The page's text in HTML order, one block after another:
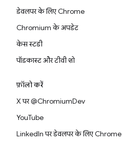
डेवलपर के लिए Chrome
Chromium के अपडेट
केस स्टडी
पॉडकास्ट और टीवी शो
फ़ॉलो करें
X पर @ChromiumDev
YouTube
LinkedIn पर डेवलपर के लिए Chrome